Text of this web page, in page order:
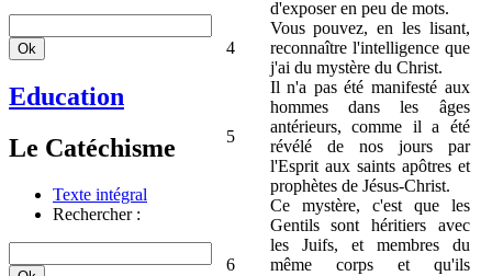
Education
Le Catéchisme
Texte intégral
Rechercher :
d'exposer en peu de mots.
4
Vous pouvez, en les lisant,
reconnaître l'intelligence que
j'ai du mystère du Christ.
5
Il n'a pas été manifesté aux
hommes dans les âges
antérieurs, comme il a été
révélé de nos jours par
l'Esprit aux saints apôtres et
prophètes de Jésus-Christ.
6
Ce mystère, c'est que les
Gentils sont héritiers avec
les Juifs, et membres du
même corps et qu'ils